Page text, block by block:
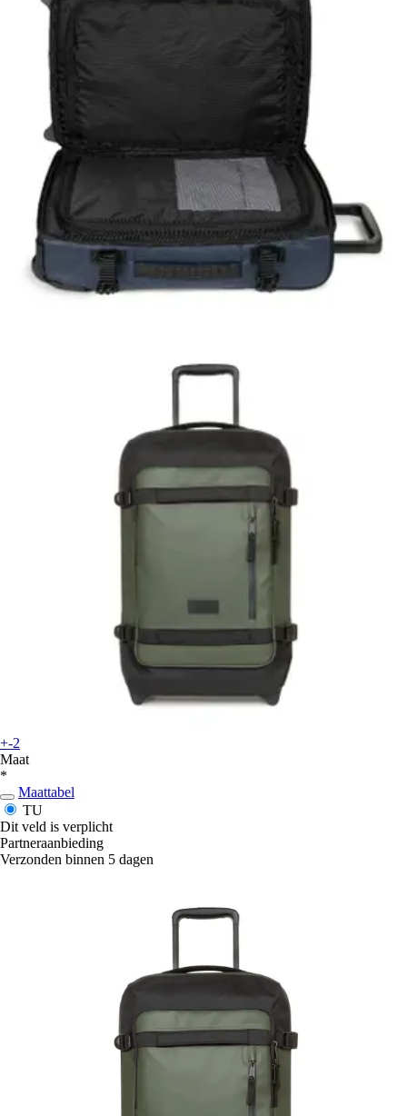
+-2
Maat
*
Maattabel
TU
Dit veld is verplicht
Partneraanbieding
Verzonden binnen 5 dagen